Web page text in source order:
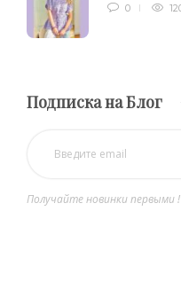
0
Подписка на Блог
Получайте новинки первыми !